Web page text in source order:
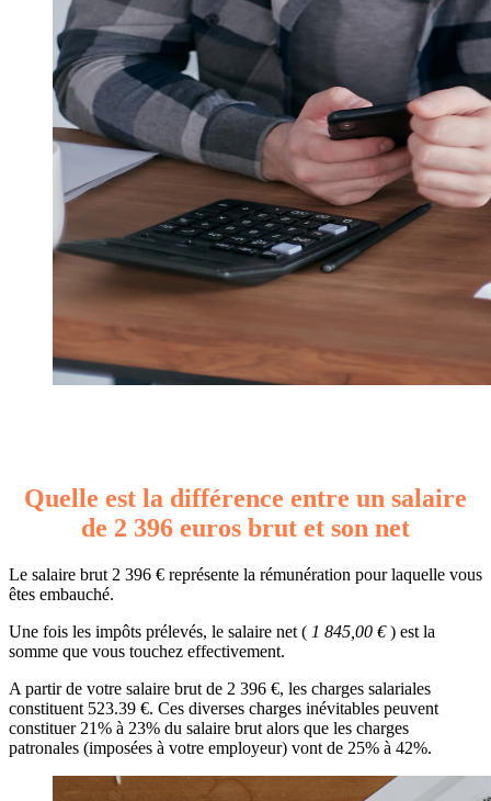
Quelle est la différence entre un salaire
de 2 396 euros brut et son net
Le salaire brut 2 396 € représente la rémunération pour laquelle vous
êtes embauché.
Une fois les impôts prélevés, le salaire net ( 1 845,00 €) est la
somme que vous touchez effectivement.
A partir de votre salaire brut de 2 396 €, les charges salariales
constituent 523.39 €. Ces diverses charges inévitables peuvent
constituer 21% à 23% du salaire brut alors que les charges
patronales (imposées à votre employeur) vont de 25% à 42%.